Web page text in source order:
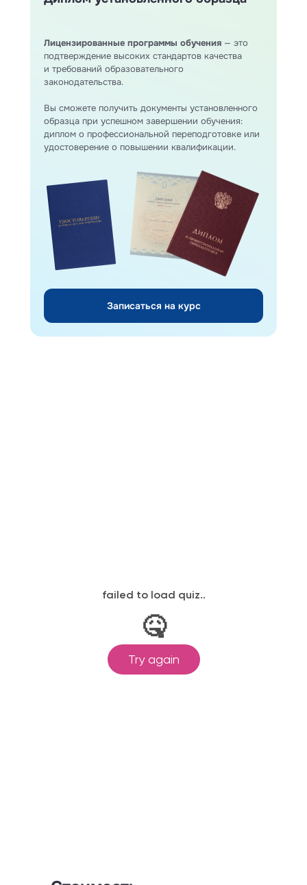
Лицензированные программы обучения — это
подтверждение высоких стандартов качества
и требований образовательного
законодательства.
Вы сможете получить документы установленного
образца при успешном завершении обучения:
диплом о профессиональной переподготовке или
удостоверение о повышении квалификации.
Записаться на курс